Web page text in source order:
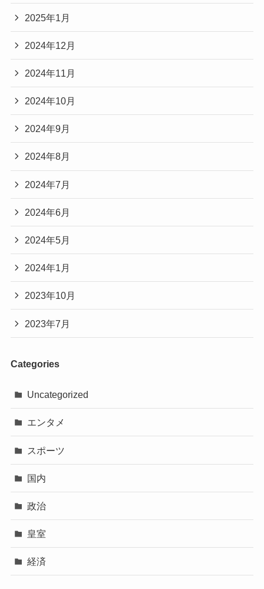
2025年1月
2024年12月
2024年11月
2024年10月
2024年9月
2024年8月
2024年7月
2024年6月
2024年5月
2024年1月
2023年10月
2023年7月
Categories
Uncategorized
エンタメ
スポーツ
国内
政治
皇室
経済